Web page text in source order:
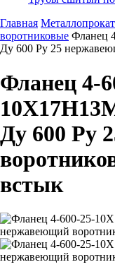
Главная Металлопрокат
воротниковые Фланец
Ду 600 Ру 25
Фланец 4-
Ду 600 Ру
встык